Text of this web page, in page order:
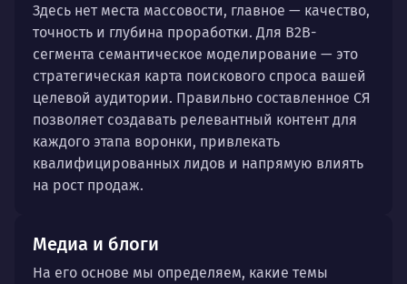
Здесь нет места массовости, главное — качество,
точность и глубина проработки. Для B2B-
сегмента семантическое моделирование — это
стратегическая карта поискового спроса вашей
целевой аудитории. Правильно составленное СЯ
позволяет создавать релевантный контент для
каждого этапа воронки, привлекать
квалифицированных лидов и напрямую влиять
на рост продаж.
Медиа и блоги
На его основе мы определяем, какие темы